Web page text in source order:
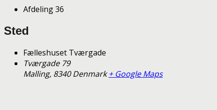
Afdeling 36
Sted
Fælleshuset Tværgade
Tværgade 79
Malling, 8340 Denmark + Google Maps